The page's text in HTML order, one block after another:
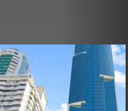
FRENTE MAR